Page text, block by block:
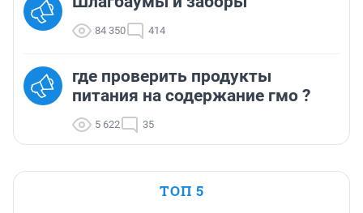
84 350 414
где проверить продукты
питания на содержание гмо ?
5 622 35
ТОП 5